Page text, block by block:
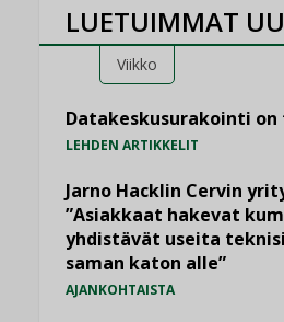
LUETUIMMAT
Viikko
Datakeskusurakointi
LEHDEN ARTIKKELIT
Jarno Hacklin Cervin
”Asiakkaat hakevat
yhdistävät useita
saman katon alle”
AJANKOHTAISTA